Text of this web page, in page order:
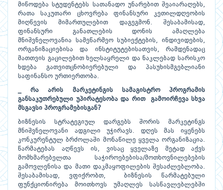
მიწოდება სტუდენტებს სათანადო უნარებით შეაიარაღებს,
რათა საკუთარი ცხოვრება ფინანსური კეთილდღეობის
მიღწევის მიმართულებით დაგეგმონ. შესაბამისად,
ფინანსური განათლების დონის ამაღლება
მნიშვნელოვანია სამეწარმეო სუბიექტების, ინდივიდების,
ორგანიზაციებისა და ინსტიტუტებისათვის, რამდენადაც
მათთვის გაცილებით ხელსაყრელი და ნაკლებად სარისკო
ხდება გათვითცნობიერებული და პასუხისმგებლიანი
საფინანსო ურთიერთობა.
_ რა არის მარკეტინგის სამაგისტრო პროგრამის
განსაკუთრებული უპირატესობა და რით გამოირჩევა სხვა
მსგავსი პროგრამებისგან?
ბიზნესის სტრატეგიულ დარგებს შორის მარკეტინგს
მნიშვნელოვანი ადგილი უჭირავს. დღეს მას იყენებს
კონკურენტულ ბრძოლაში მონაწილე ყველა ორგანიზაცია.
წარმატებას აღწევს ის, ვისაც ყველაზე მეტად აქვს
მომხმარებელთა საჭიროებებისა/მოთხოვნილებების
გამოვლენისა და მათი დაკმაყოფილების შესაძლებლობა.
შესაბამისად, ვფიქრობთ, ბიზნესის წარმატებული
ფუნქციონირება მოითხოვს უმაღლეს სასწავლებლებში